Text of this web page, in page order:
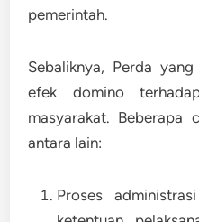
pemerintah.
Sebaliknya, Perda yang
efek domino
masyarakat. Beberapa
antara lain:
Proses